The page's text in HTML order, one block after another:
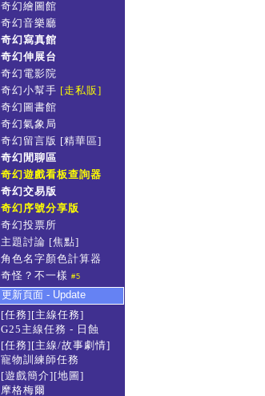
奇幻繪圖館
奇幻音樂廳
奇幻寫真館
奇幻伸展台
奇幻電影院
奇幻小幫手 [走私販]
奇幻圖書館
奇幻氣象局
奇幻留言版 [精華區]
奇幻閒聊區
奇幻遊戲看板查詢器
奇幻交易版
奇幻序號分享版
奇幻投票所
主題討論 [焦點]
角色名字顏色計算器
奇怪？不一樣 #5
更新頁面 - Update
[任務][主線任務]
G25主線任務 - 日蝕
[任務][主線/故事劇情]
寵物訓練師任務
[遊戲簡介][地圖]
摩格梅爾